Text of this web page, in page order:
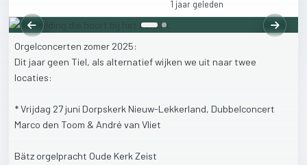
1 jaar geleden
Vorige
Orgelconcerten zomer 2025:
Dit jaar geen Tiel, als alternatiefwijken we uit naar twee
locaties:
*Vrijdag 27 juni Dorpskerk Nieuw-Lekkerland, Dubbelconcert
Marco den Toom & André van Vliet
Bätz orgelpracht Oude Kerk Zeist